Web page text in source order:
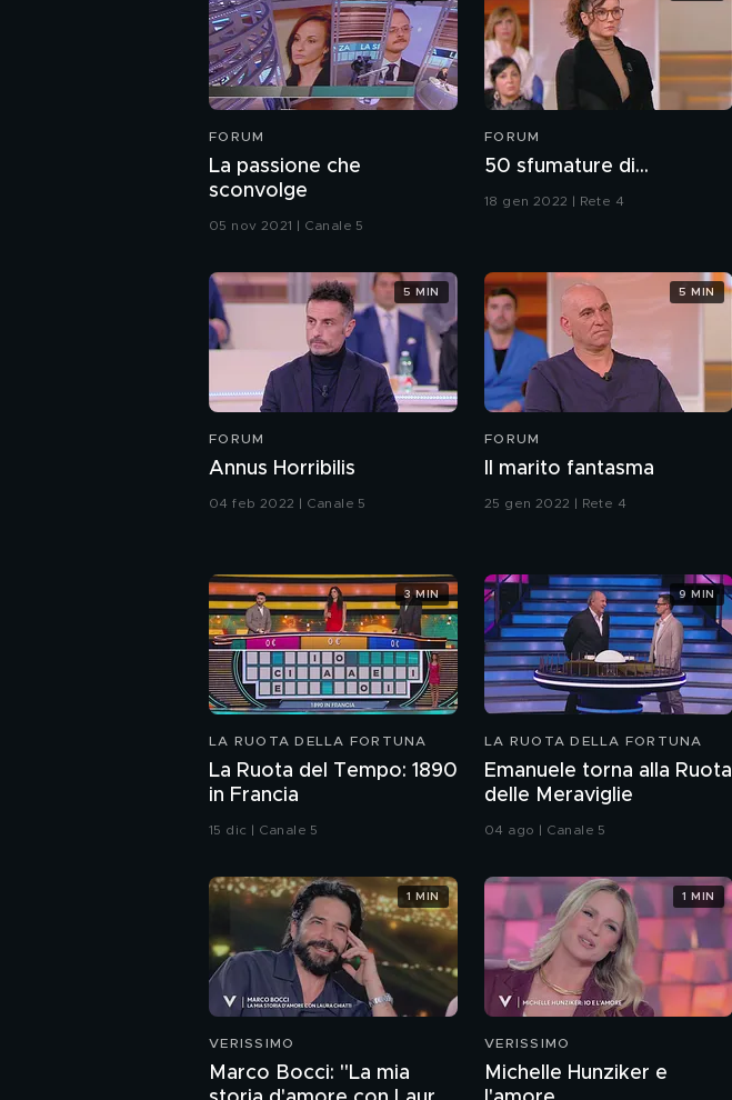
FORUM
La passione che
sconvolge
05 nov 2021 | Canale 5
FORUM
50 sfumature di...
18 gen 2022 | Rete 4
FORUM
Annus Horribilis
04 feb 2022 | Canale 5
5 MIN
FORUM
Il marito fantasma
25 gen 2022 | Rete 4
5 MIN
LA RUOTA DELLA FORTUNA
La Ruota del Tempo: 1890
in Francia
15 dic | Canale 5
3 MIN
LA RUOTA DELLA FORTUNA
Emanuele torna alla Ruota
delle Meraviglie
04 ago | Canale 5
9 MIN
VERISSIMO
Marco Bocci: "La mia
1 MIN
VERISSIMO
Michelle Hunziker e
1 MIN